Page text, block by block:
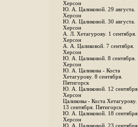
Херсон
Ю. А. Цаликовой. 29 августа.
Херсон
Ю. А. Цаликовой. 30 августа.
Херсон
А. Л. Хетагурову. 1 сентября.
Херсон
А. А. Цаликовой. 7 сентября.
Херсон
Ю. А. Цаликовой. 8 сентября.
Херсон
Ю. А. Цаликова - Коста
Хетагурову. 8 сентября.
Пятигорск
Ю. А. Цаликовой. 12 сентября.
Херсон
Цаликовы - Коста Хетагурову.
13 сентября. Пятигорск
Ю. А. Цаликовой. 18 сентября.
Херсон
Ю. А. Цаликовой. 23 сентября.